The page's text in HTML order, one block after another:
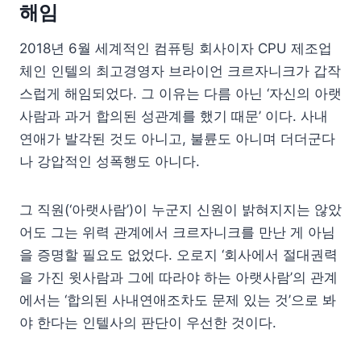
해임
2018년 6월 세계적인 컴퓨팅 회사이자 CPU 제조업
체인 인텔의 최고경영자 브라이언 크르자니크가 갑작
스럽게 해임되었다. 그 이유는 다름 아닌 ‘자신의 아랫
사람과 과거 합의된 성관계를 했기 때문’ 이다. 사내
연애가 발각된 것도 아니고, 불륜도 아니며 더더군다
나 강압적인 성폭행도 아니다.
그 직원(‘아랫사람’)이 누군지 신원이 밝혀지지는 않았
어도 그는 위력 관계에서 크르자니크를 만난 게 아님
을 증명할 필요도 없었다. 오로지 ‘회사에서 절대권력
을 가진 윗사람과 그에 따라야 하는 아랫사람’의 관계
에서는 ‘합의된 사내연애조차도 문제 있는 것’으로 봐
야 한다는 인텔사의 판단이 우선한 것이다.